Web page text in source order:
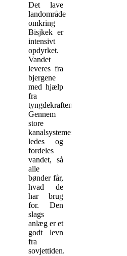
Det lave
landområde
omkring
Bisjkek er
intensivt
opdyrket.
Vandet
leveres fra
bjergene
med hjælp
fra
tyngdekraften.
Gennem
store
kanalsystemer
ledes og
fordeles
vandet, så
alle
bønder får,
hvad de
har brug
for. Den
slags
anlæg er et
godt levn
fra
sovjettiden.